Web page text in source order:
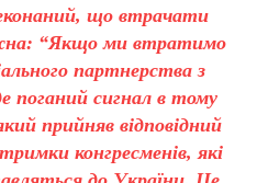
що втрачати
“Якщо ми втратимо
партнерства з
поганий сигнал в тому
прийняв відповідний
конгресменів, які